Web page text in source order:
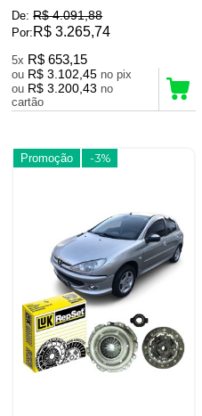
De: R$ 4.091,88
Por: R$ 3.265,74
5x R$ 653,15
ou R$ 3.102,45
no pix
ou R$ 3.200,43 no
cartão
Promoção -3%